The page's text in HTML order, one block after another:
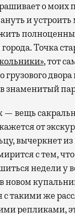
о моих
и
Точка
, тот
грузового
знаменитый
вещь
от
вычеркнет
с тем,
недели у
новом
с такими же
репликами,